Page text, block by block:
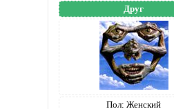
Друг
Пол: Женский